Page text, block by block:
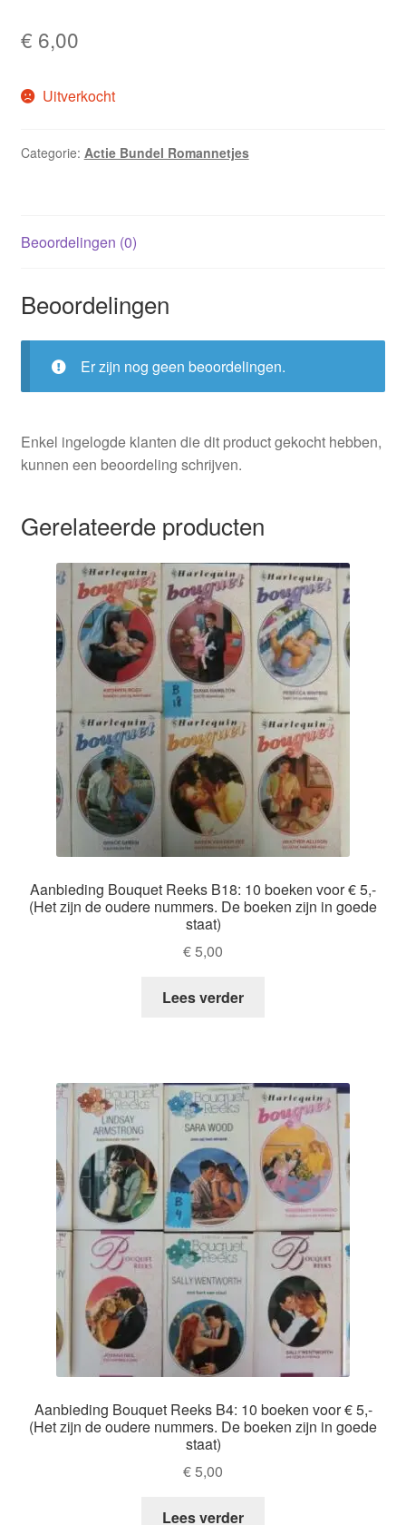
€ 6,00
Uitverkocht
Categorie: Actie Bundel Romannetjes
Beoordelingen (0)
Beoordelingen
Er zijn nog geen beoordelingen.
Enkel ingelogde klanten die dit product gekocht hebben,
kunnen een beoordeling schrijven.
Gerelateerde producten
Aanbieding Bouquet Reeks B18: 10 boeken voor € 5,-
(Het zijn de oudere nummers. De boeken zijn in goede
staat)
€5,00
Lees verder
Aanbieding Bouquet Reeks B4: 10 boeken voor € 5,-
(Het zijn de oudere nummers. De boeken zijn in goede
staat)
€5,00
Lees verder